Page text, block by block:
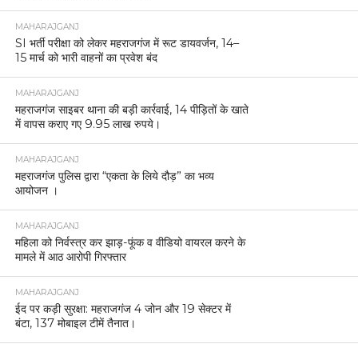
MAHARAJGANJ
SI भर्ती परीक्षा को लेकर महराजगंज में रूट डायवर्जन, 14–
15 मार्च को भारी वाहनों का प्रवेश बंद
MAHARAJGANJ
महराजगंज साइबर थाना की बड़ी कार्रवाई, 14 पीड़ितों के खाते
में वापस कराए गए 9.95 लाख रुपये।
MAHARAJGANJ
महराजगंज पुलिस द्वारा “एकता के लिये दौड़” का भव्य
आयोजन ।
MAHARAJGANJ
महिला को निर्वस्त्र कर झाड़-फूंक व वीडियो वायरल करने के
मामले में आठ आरोपी गिरफ्तार
MAHARAJGANJ
ईद पर कड़ी सुरक्षा: महराजगंज 4 जोन और 19 सेक्टर में
बंटा, 137 मोबाइल टीमें तैनात।